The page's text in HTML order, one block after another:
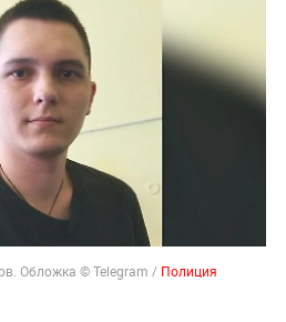
Обложка © Telegram / Полиция